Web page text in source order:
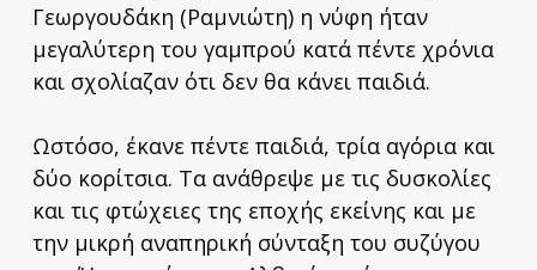
Γεωργουδάκη (Ραμνιώτη) η νύφη ήταν
μεγαλύτερη του γαμπρού κατά πέντε χρόνια
και σχολίαζαν ότι δεν θα κάνει παιδιά.
Ωστόσο, έκανε πέντε παιδιά, τρία αγόρια και
δύο κορίτσια. Τα ανάθρεψε με τις δυσκολίες
και τις φτώχειες της εποχής εκείνης και με
την μικρή αναπηρική σύνταξη του συζύγου